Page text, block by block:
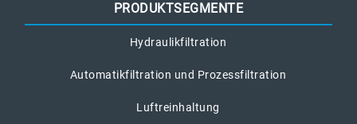
PRODUKTSEGMENTE
Hydraulikfiltration
Automatikfiltration und Prozessfiltration
Luftreinhaltung